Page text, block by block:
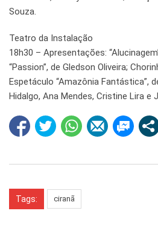
Souza.
Teatro da Instalação
18h30 – Apresentações:
“Passion”, de Gledson Oliveira;
Espetáculo “Amazônia Fantástica”,
Hidalgo, Ana Mendes, Cristine Lira e
Tags: ciranã